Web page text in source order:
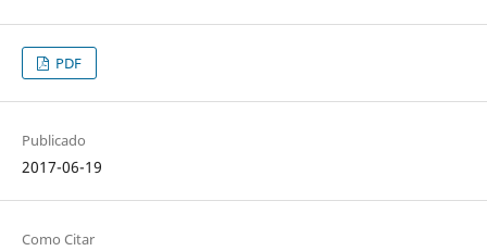
PDF
Publicado
2017-06-19
Como Citar